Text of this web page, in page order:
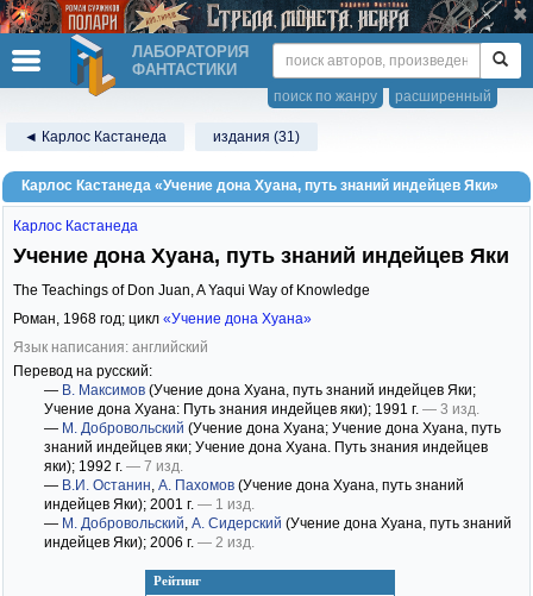
ЛАБОРАТОРИЯ
ФАНТАСТИКИ
расширенный
поиск по жанру
◄ Карлос Кастанеда издания (31)
Карлос Кастанеда «Учение дона Хуана, путь знаний индейцев Яки»
Рейтинг
Карлос Кастанеда
Учение дона Хуана, путь знаний индейцев Яки
The Teachings of Don Juan, A Yaqui Way of Knowledge
Роман, 1968 год; цикл «Учение дона Хуана»
Язык написания: английский
Перевод на русский:
— В. Максимов (Учение дона Хуана, путь знаний индейцев Яки;
Учение дона Хуана: Путь знания индейцев яки); 1991 г. — 3 изд.
— М. Добровольский (Учение дона Хуана; Учение дона Хуана, путь
знаний индейцев яки; Учение дона Хуана. Путь знания индейцев
яки); 1992 г. — 7 изд.
— В.И. Останин, А. Пахомов (Учение дона Хуана, путь знаний
индейцев Яки); 2001 г. — 1 изд.
— М. Добровольский, А. Сидерский (Учение дона Хуана, путь знаний
индейцев Яки); 2006 г. — 2 изд.